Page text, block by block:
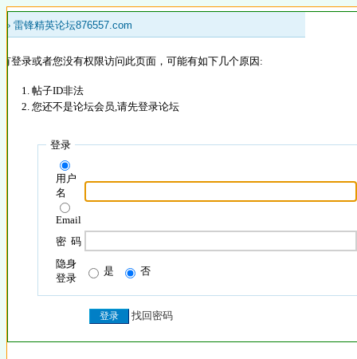
» 雷锋精英论坛876557.com
登录或者您没有权限访问此页面，可能有如下几个原因:
帖子ID非法
您还不是论坛会员,请先登录论坛
登录
用户
名
Email
密 码
隐身
登录
是 否
找回密码